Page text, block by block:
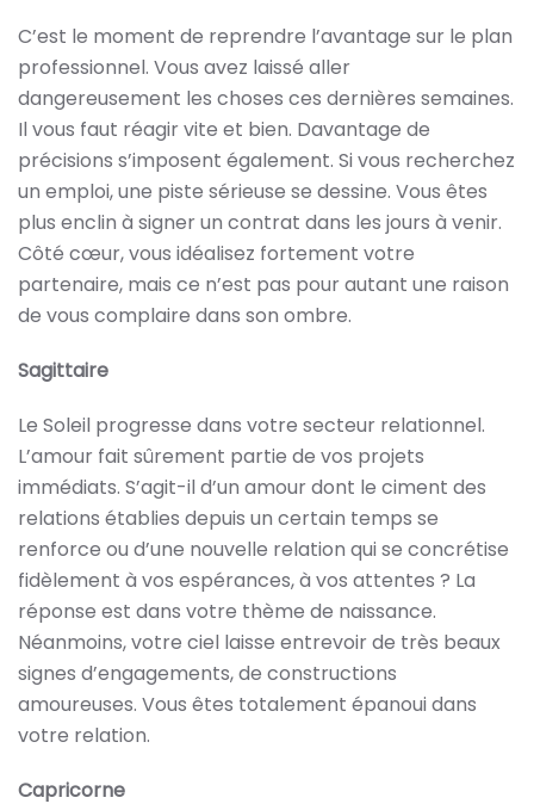
C’est le moment de reprendre l’avantage sur le plan
professionnel. Vous avez laissé aller
dangereusement les choses ces dernières semaines.
Il vous faut réagir vite et bien. Davantage de
précisions s’imposent également. Si vous recherchez
un emploi, une piste sérieuse se dessine. Vous êtes
plus enclin à signer un contrat dans les jours à venir.
Côté cœur, vous idéalisez fortement votre
partenaire, mais ce n’est pas pour autant une raison
de vous complaire dans son ombre.
Sagittaire
Le Soleil progresse dans votre secteur relationnel.
L’amour fait sûrement partie de vos projets
immédiats. S’agit-il d’un amour dont le ciment des
relations établies depuis un certain temps se
renforce ou d’une nouvelle relation qui se concrétise
fidèlement à vos espérances, à vos attentes ? La
réponse est dans votre thème de naissance.
Néanmoins, votre ciel laisse entrevoir de très beaux
signes d’engagements, de constructions
amoureuses. Vous êtes totalement épanoui dans
votre relation.
Capricorne